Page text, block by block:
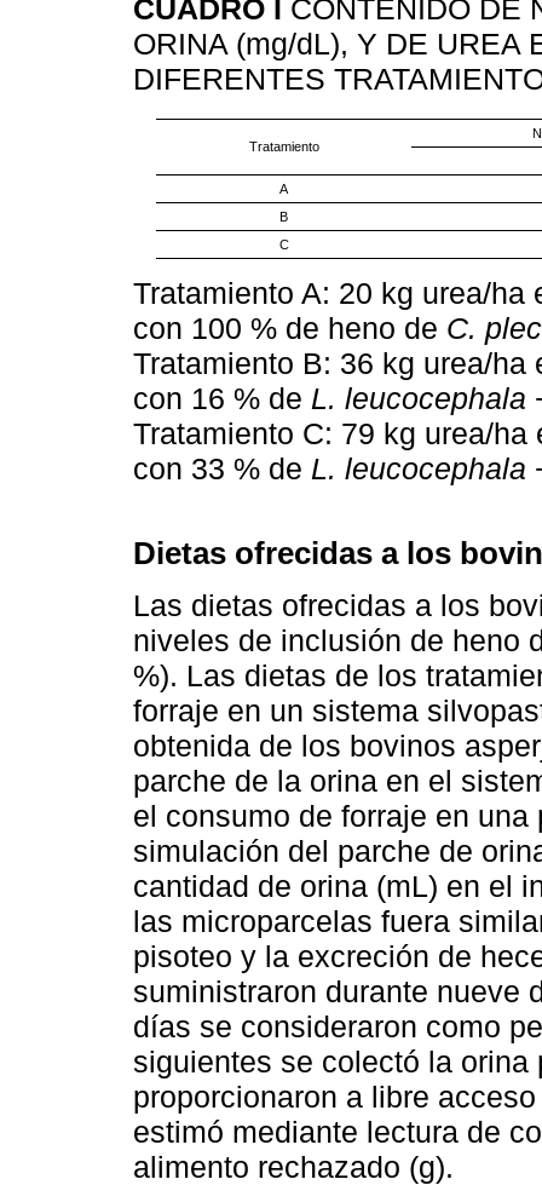
CUADRO I CONTENIDO DE
ORINA (mg/dL), Y DE UREA
DIFERENTES
Tratamiento
A
B
C
Tratamiento A: 20 kg urea/
con 100 % de heno de C.
Tratamiento B: 36 kg urea/
con 16 % de L. leucocephala
Tratamiento C: 79 kg urea/
con 33 % de L. leucocephala
Dietas ofrecidas a los
Las dietas ofrecidas a los
niveles de inclusión de heno
%). Las dietas de los
forraje en un sistema
obtenida de los bovinos
parche de la orina en el
el consumo de forraje en
simulación del parche de
cantidad de orina (mL) en el
las microparcelas fuera
pisoteo y la excreción de
suministraron durante nueve
días se consideraron como
siguientes se colectó la
proporcionaron a libre
estimó mediante lectura de
alimento rechazado (g).